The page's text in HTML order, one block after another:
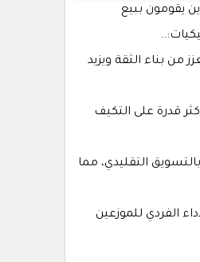
يقومون ببيع
من بناء الثقة ويزيد
قدرة على التكيف
التقليدي، مما
الفردي للموزعين